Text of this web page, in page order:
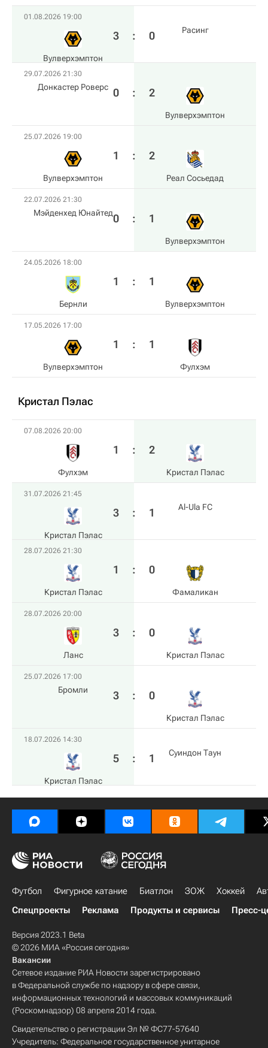
01.08.2026 19:00
Вулверхэмптон
3 : 0 Расинг
29.07.2026 21:30
Донкастер Роверс 0 : 2
Вулверхэмптон
25.07.2026 19:00
Вулверхэмптон
1 : 2
Реал Сосьедад
22.07.2026 21:30
Мэйденхед Юнайтед0 : 1
Вулверхэмптон
24.05.2026 18:00
Бернли
1 : 1
Вулверхэмптон
17.05.2026 17:00
Вулверхэмптон
1 : 1
Фулхэм
Кристал Пэлас
07.08.2026 20:00
Фулхэм
1 : 2
Кристал Пэлас
31.07.2026 21:45
Кристал Пэлас
3 : 1 Al-Ula FC
28.07.2026 21:30
Кристал Пэлас
1 : 0
Фамаликан
28.07.2026 20:00
Ланс
3 : 0
Кристал Пэлас
25.07.2026 17:00
Бромли 3 : 0
Кристал Пэлас
18.07.2026 14:30
Кристал Пэлас
5 : 1 Суиндон Таун
Футбол Фигурное катание Биатлон ЗОЖ Хоккей
Спецпроекты
Реклама Продукты и сервисы Пресс-
Версия 2023.1 Beta
© 2026 МИА «Россия сегодня»
Вакансии
Сетевое издание РИА Новости зарегистрировано
в Федеральной службе по надзору в сфере связи,
информационных технологий и массовых коммуникаций
(Роскомнадзор) 08 апреля 2014 года.
Свидетельство о регистрации Эл № ФС77-57640
Учредитель: Федеральное государственное унитарное